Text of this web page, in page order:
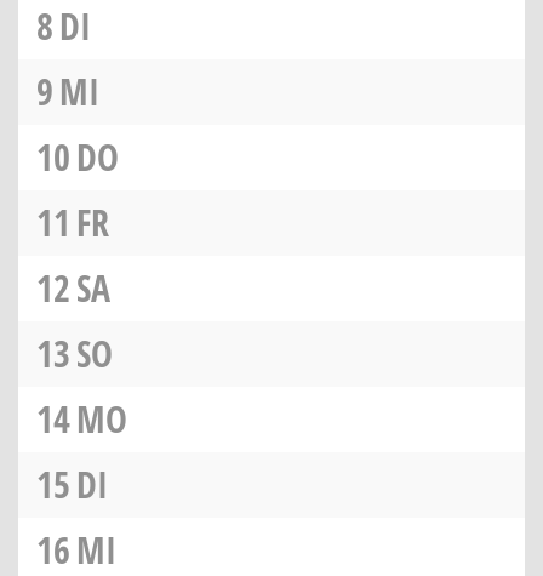
8DI
9MI
10DO
11 FR
12SA
13SO
14MO
15DI
16MI